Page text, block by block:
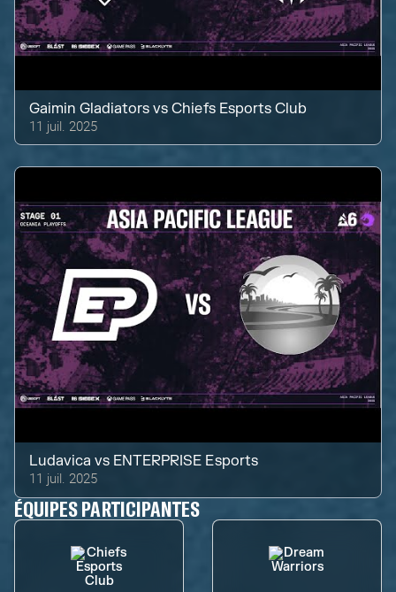
Gaimin Gladiators vsChiefs Esports Club
11 juil. 2025
Ludavica vs ENTERPRISE Esports
11 juil. 2025
ÉQUIPES PARTICIPANTES